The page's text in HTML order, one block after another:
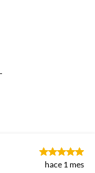
hace 1 mes